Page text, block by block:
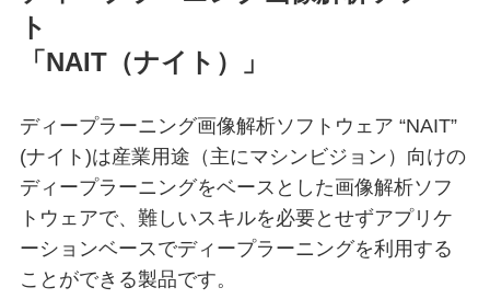
ト
「NAIT（ナイト）」
ディープラーニング画像解析ソフトウェア “NAIT”
(ナイト)は産業用途（主にマシンビジョン）向けの
ディープラーニングをベースとした画像解析ソフ
トウェアで、難しいスキルを必要とせずアプリケ
ーションベースでディープラーニングを利用する
ことができる製品です。